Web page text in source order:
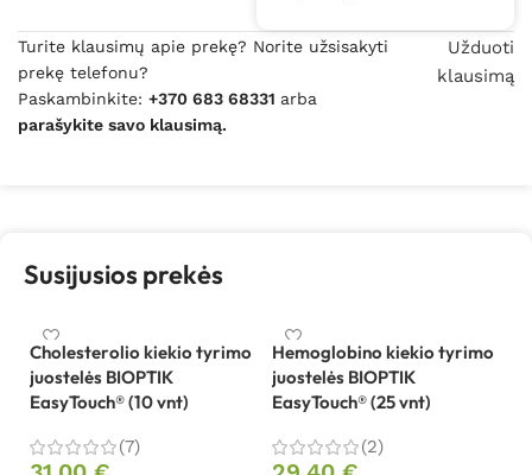
Turite klausimų apie prekę? Norite užsisakyti
prekę telefonu?
Paskambinkite: +370 683 68331 arba
parašykite savo klausimą.
Užduoti
klausimą
Susijusios prekės
Cholesterolio kiekio tyrimo
juostelės BIOPTIK
EasyTouch® (10 vnt)
(7)
Hemoglobino kiekio tyrimo
juostelės BIOPTIK
EasyTouch® (25 vnt)
(2)